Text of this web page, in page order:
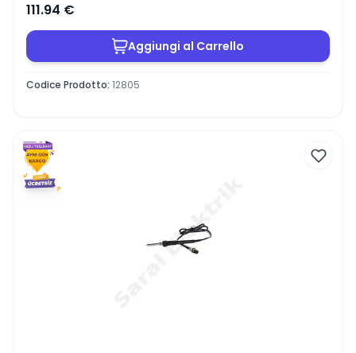
111.94 €
Aggiungi al Carrello
Codice Prodotto: 12805